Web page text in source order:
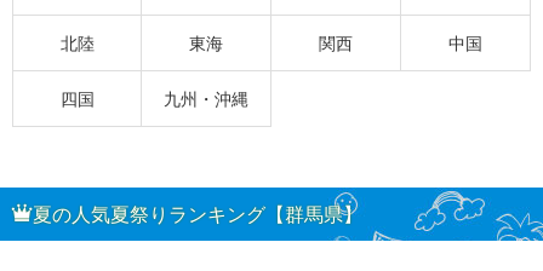
北陸 東海 関西 中国
四国 九州・沖縄
夏の人気夏祭りランキング【群馬県】